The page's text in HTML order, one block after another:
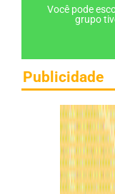
Você pode
grupo
Publicidade